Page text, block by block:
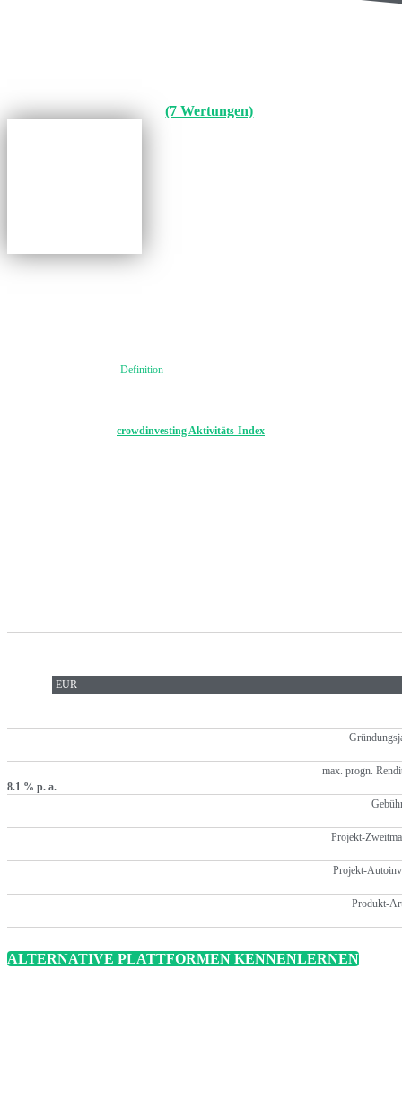
(7 Wertungen)
Definition
crowdinvesting Aktivitäts-Index
EUR
max. progn.
8.1 % p. a.
Projekt-
Projekt-
Produkt-
ALTERNATIVE PLATTFORMEN KENNENLERNEN